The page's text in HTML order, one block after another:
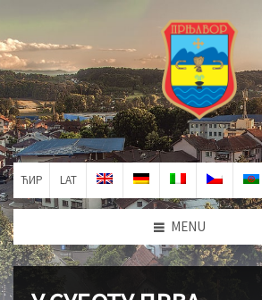
ЋИР LAT
MENU